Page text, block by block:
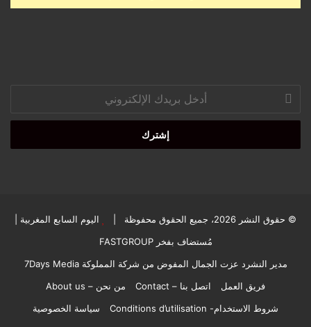
أدخل
بريدك
الإلكتروني
© حقوق النشر 2026، جميع الحقوق محفوظة | اليوم السابع المغربية
مُستضاف بفخرFASTGROUP
مدير النشرد عزت الجمال المفوض من شركة المملوكة 7Days Media
فريق العمل
اتصل بنا – Contact
من نحن – About us
شروط الاستخدام- Conditions d’utilisation
سياسة الخصوصية